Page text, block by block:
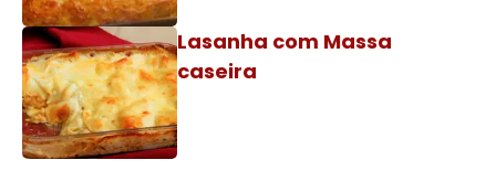
Lasanha com Massa
caseira